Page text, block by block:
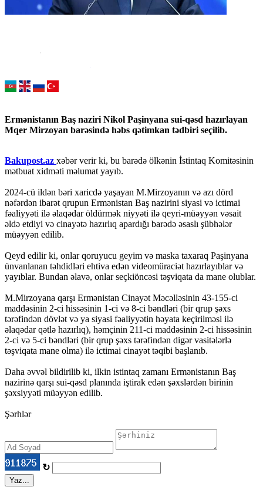
Ermənistanın Baş naziri Nikol Paşinyana sui-qəsd hazırlayan
Mqer Mirzoyan barəsində həbs qətimkan tədbiri seçilib.
Bakupost.az xəbər verir ki, bu barədə ölkənin İstintaq Komitəsinin
mətbuat xidməti məlumat yayıb.
2024-cü ildən bəri xaricdə yaşayan M.Mirzoyanın və azı dörd
nəfərdən ibarət qrupun Ermənistan Baş nazirini siyasi və ictimai
fəaliyyəti ilə əlaqədar öldürmək niyyəti ilə qeyri-müəyyən vəsait
əldə etdiyi və cinayətə hazırlıq apardığı barədə əsaslı şübhələr
müəyyən edilib.
Qeyd edilir ki, onlar qoruyucu geyim və maska ​​taxaraq Paşinyana
ünvanlanan təhdidləri ehtiva edən videomüraciət hazırlayıblar və
yayıblar. Bundan əlavə, onlar seçkiöncəsi təşviqata da mane olublar.
M.Mirzoyana qarşı Ermənistan Cinayət Məcəlləsinin 43-155-ci
maddəsinin 2-ci hissəsinin 1-ci və 8-ci bəndləri (bir qrup şəxs
tərəfindən dövlət və ya siyasi fəaliyyətin həyata keçirilməsi ilə
əlaqədar qətlə hazırlıq), həmçinin 211-ci maddəsinin 2-ci hissəsinin
2-ci və 5-ci bəndləri (bir qrup şəxs tərəfindən digər vasitələrlə
təşviqata mane olma) ilə ictimai cinayət təqibi başlanıb.
Daha əvvəl bildirilib ki, ilkin istintaq zamanı Ermənistanın Baş
nazirinə qarşı sui-qəsd planında iştirak edən şəxslərdən birinin
şəxsiyyəti müəyyən edilib.
Şərhlər
↻
Yaz...